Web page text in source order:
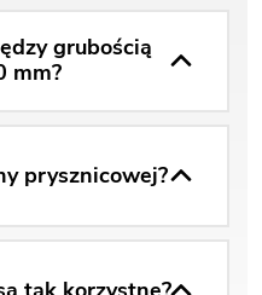
grubością
mm?
prysznicowej?